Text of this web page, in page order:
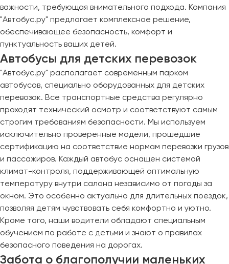
важности, требующая внимательного подхода. Компания
"Автобус.ру" предлагает комплексное решение,
обеспечивающее безопасность, комфорт и
пунктуальность ваших детей.
Автобусы для детских перевозок
"Автобус.ру" располагает современным парком
автобусов, специально оборудованных для детских
перевозок. Все транспортные средства регулярно
проходят технический осмотр и соответствуют самым
строгим требованиям безопасности. Мы используем
исключительно проверенные модели, прошедшие
сертификацию на соответствие нормам перевозки грузов
и пассажиров. Каждый автобус оснащен системой
климат-контроля, поддерживающей оптимальную
температуру внутри салона независимо от погоды за
окном. Это особенно актуально для длительных поездок,
позволяя детям чувствовать себя комфортно и уютно.
Кроме того, наши водители обладают специальным
обучением по работе с детьми и знают о правилах
безопасного поведения на дорогах.
Забота о благополучии маленьких